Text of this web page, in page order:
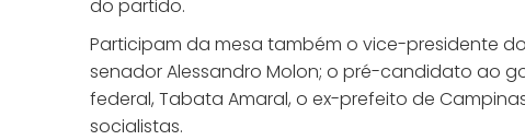
do partido.
Participam da mesa também o vice-presidente
senador Alessandro Molon; o pré-candidato ao
federal, Tabata Amaral, o ex-prefeito de
socialistas.